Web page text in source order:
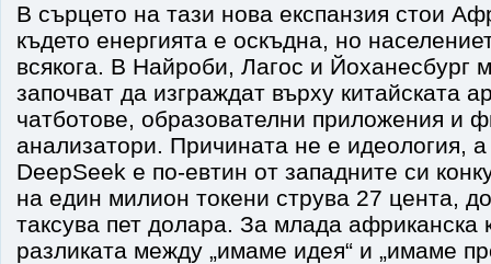
В сърцето на тази нова експанзия стои
където енергията е оскъдна, но
всякога. В Найроби, Лагос и Йоханесбург
започват да изграждат върху китайската
чатботове, образователни приложения и
анализатори. Причината не е идеология,
DeepSeek е по-евтин от западните си
на един милион токени струва 27 цента,
таксува пет долара. За млада африканска
разликата между „имаме идея“ и „имаме